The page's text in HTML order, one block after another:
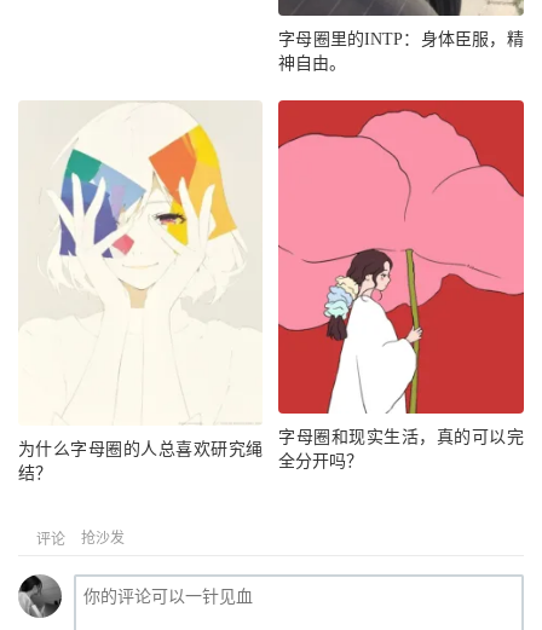
字母圈里的INTP：身体臣服，精
神自由。
为什么字母圈的人总喜欢研究绳
结？
字母圈和现实生活，真的可以完
全分开吗？
评论 抢沙发